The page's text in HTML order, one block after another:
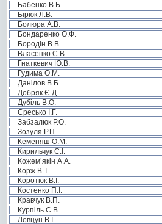
Бабенко В.Б.
Бірюк Л.В.
Болюра А.В.
Бондаренко О.Ф.
Бородін В.В.
Власенко С.В.
Гнаткевич Ю.В.
Гудима О.М.
Данілов В.Б.
Добряк Є.Д.
Дубіль В.О.
Єресько І.Г.
Забзалюк Р.О.
Зозуля Р.П.
Кеменяш О.М.
Кирильчук Є.І.
Кожем’якін А.А.
Корж В.Т.
Коротюк В.І.
Костенко П.І.
Кравчук В.П.
Курпіль С.В.
Левцун В.І.